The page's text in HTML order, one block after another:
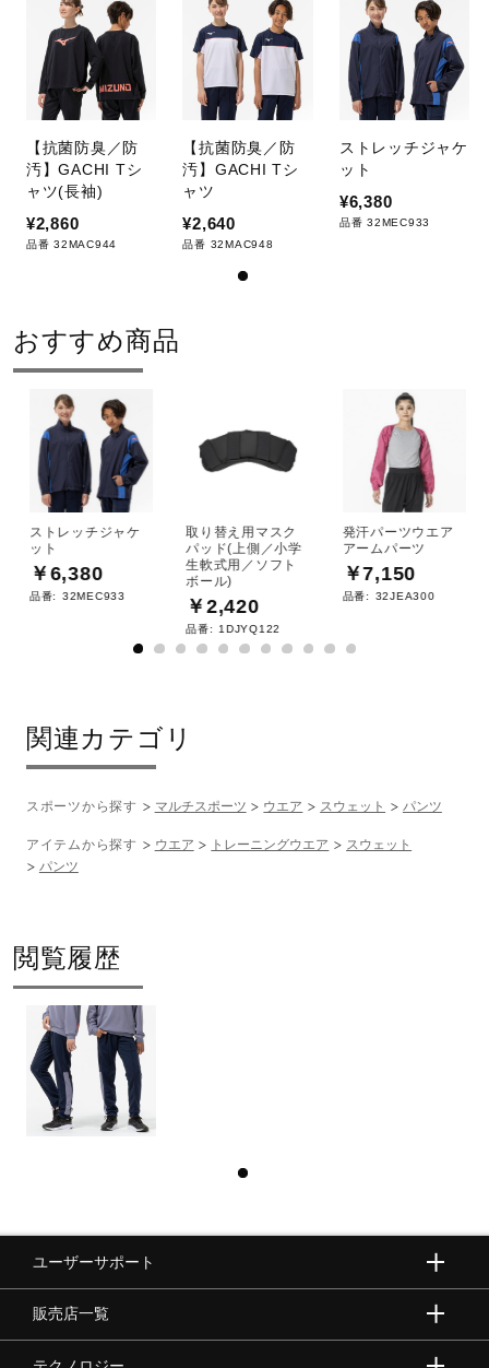
取扱店一覧
グができる
サイズ
120、130、140、150、160
カラー
87：ドレスネイビー×グラナイトグレー
ポリエステル100％
原産国
中国製
慮した素材を使用しています。
2025年秋冬
【抗菌防臭／防
汚】GACHI Tシ
ャツ(長袖)
¥2,860
品番 32MAC944
【抗菌防臭／防
汚】GACHI Tシ
ャツ
¥2,640
品番 32MAC948
ストレッチジャケ
ット
¥6,380
品番 32MEC933
おすすめ商品
ストレッチジャケ
ット
￥6,380
品番: 32MEC933
取り替え用マスク
パッド(上側／小学
生軟式用／ソフト
ボール)
￥2,420
品番: 1DJYQ122
発汗パーツウエア
アームパーツ
￥7,150
品番: 32JEA300
関連カテゴリ
スポーツから探す マルチスポーツ ウエア スウェット パンツ
アイテムから探す ウエア トレーニングウエア
スウェット
パンツ
閲覧履歴
ユーザーサポート
販売店一覧